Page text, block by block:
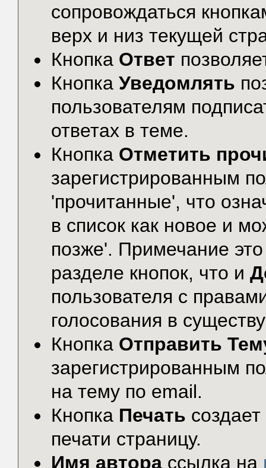
сопровождаться
верх и низ текущей
Кнопка Ответ
КнопкаУведомлять
пользователям
ответах в теме.
Кнопка Отметить
зарегистрированным
'прочитанные', что
в список как новое и
позже'. Примечание
разделе кнопок, что и
пользователя с
голосования в
Кнопка Отправить
зарегистрированным
на тему по email.
Кнопка Печать
печати страницу.
Имя автора ссылка на